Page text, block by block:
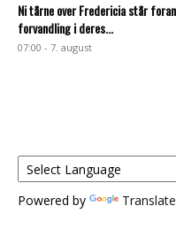
Ni tårne over Fredericia står
forvandling i deres...
07:00 - 7. august
Powered by Translate